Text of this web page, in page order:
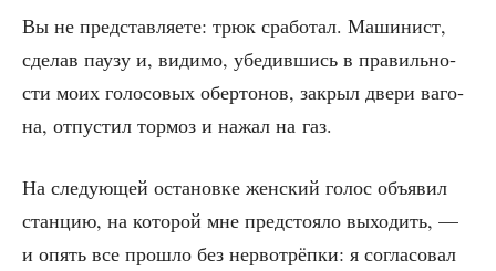
Вы не пред­став­ля­е­те: трюк сра­бо­тал. Маши­нист,
сде­лав пау­зу и, види­мо, убе­див­шись в пра­виль­но­
сти моих голо­со­вых обер­то­нов, закрыл две­ри ваго­
на, отпу­стил тор­моз и нажал на газ.
На сле­ду­ю­щей оста­нов­ке жен­ский голос объ­явил
стан­цию, на кото­рой мне пред­сто­я­ло выхо­дить, —
и опять все про­шло без нер­во­трёп­ки: я согла­со­вал